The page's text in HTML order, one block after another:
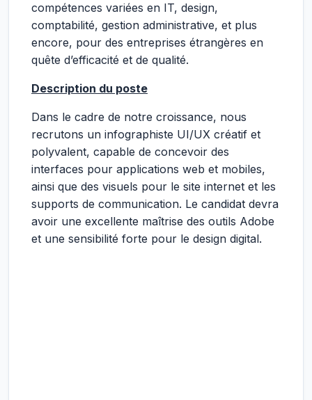
compétences variées en IT, design,
comptabilité, gestion administrative, et plus
encore, pour des entreprises étrangères en
quête d’efficacité et de qualité.
Description du poste
Dans le cadre de notre croissance, nous
recrutons un infographiste UI/UX créatif et
polyvalent, capable de concevoir des
interfaces pour applications web et mobiles,
ainsi que des visuels pour le site internet et les
supports de communication. Le candidat devra
avoir une excellente maîtrise des outils Adobe
et une sensibilité forte pour le design digital.